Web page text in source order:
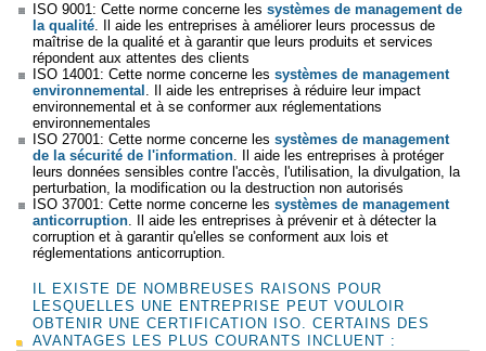
ISO 9001: Cette norme concerne lessystèmes de management de
la qualité. Il aide les entreprises à améliorer leurs processus de
maîtrise de la qualité et à garantir que leurs produits et services
répondent aux attentes des clients
ISO 14001: Cette norme concerne lessystèmes de management
environnemental . Il aide les entreprises à réduire leur impact
environnemental et à se conformer aux réglementations
environnementales
ISO 27001: Cette norme concerne lessystèmes de management
de la sécurité de l'information. Il aide les entreprises à protéger
leurs données sensibles contre l'accès, l'utilisation, la divulgation, la
perturbation, la modification ou la destruction non autorisés
ISO 37001: Cette norme concerne lessystèmes de management
anticorruption. Il aide les entreprises à prévenir et à détecter la
corruption et à garantir qu'elles se conforment aux lois et
réglementations anticorruption.
IL EXISTE DE NOMBREUSES RAISONS POUR
LESQUELLES UNE ENTREPRISE PEUT VOULOIR
OBTENIR UNE CERTIFICATION ISO. CERTAINS DES
AVANTAGES LES PLUS COURANTS INCLUENT :